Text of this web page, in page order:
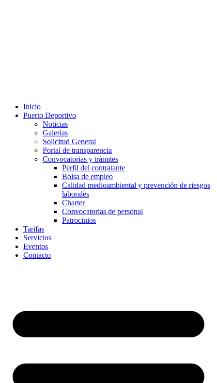
Inicio
Puerto Deportivo
Noticias
Galerías
Solicitud General
Portal de transparencia
Convocatorias y trámites
Perfil del contratante
Bolsa de empleo
Calidad medioambiental y prevención de riesgos
laborales
Charter
Convocatorias de personal
Patrocinios
Tarifas
Servicios
Eventos
Contacto